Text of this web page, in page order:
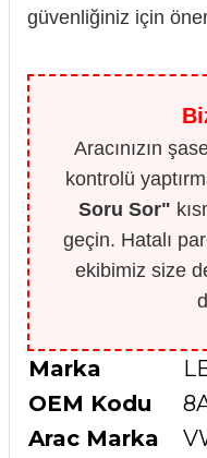
güvenliğiniz için
Aracınızın
kontrolü
Soru Sor"
geçin. Hatalı
ekibimiz size
Marka
OEM Kodu
Arac Marka